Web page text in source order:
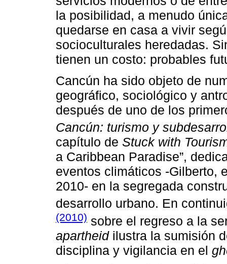
la posibilidad, a menudo
quedarse en casa a vivir
socioculturales heredadas.
tienen un costo: probables
Cancún ha sido objeto de
geográfico, sociológico y
después de uno de los
Cancún: turismo y
capítulo de Stuck with
a Caribbean Paradise”,
eventos climáticos -Gilberto,
2010- en la segregada
desarrollo urbano. En
(2010) sobre el regreso a la
apartheidilustra la sumisión
disciplina y vigilancia en el